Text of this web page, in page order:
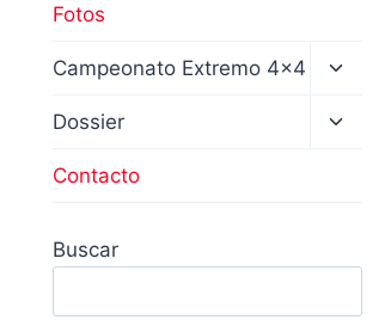
Fotos
Campeonato Extremo 4×4
hijo
Dossier
Contacto
Buscar